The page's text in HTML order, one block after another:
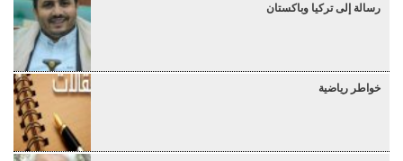
رسالة إلى تركيا وباكستان
خواطر رياضية